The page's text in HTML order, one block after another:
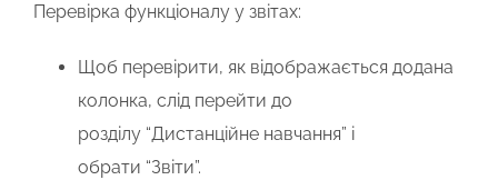
Перевірка функціоналу у звітах:
Щоб перевірити, як відображається додана
колонка, слід перейти до
розділу “Дистанційне навчання” і
обрати “Звіти”.